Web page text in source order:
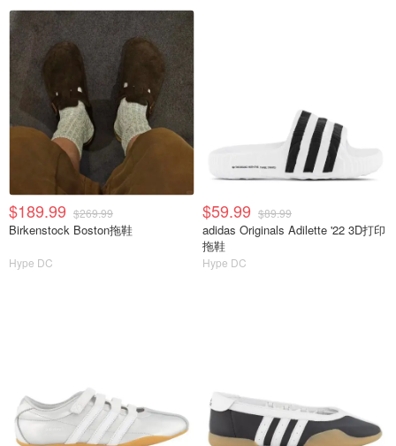
$189.99 $269.99
Birkenstock Boston拖鞋
Hype DC
$59.99 $89.99
adidas Originals Adilette '22 3D打印
拖鞋
Hype DC